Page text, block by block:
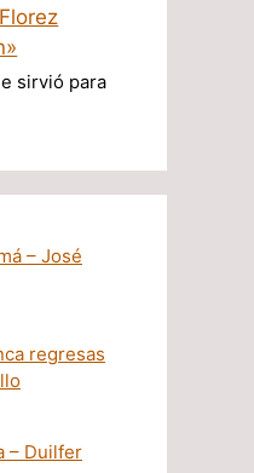
sirvió para
– José
regresas
– Duilfer